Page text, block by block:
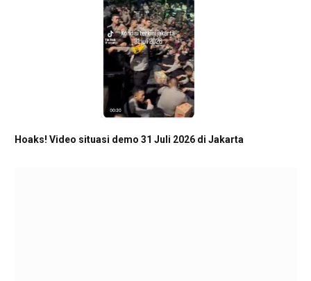
Hoaks! Video situasi demo 31 Juli 2026 di Jakarta